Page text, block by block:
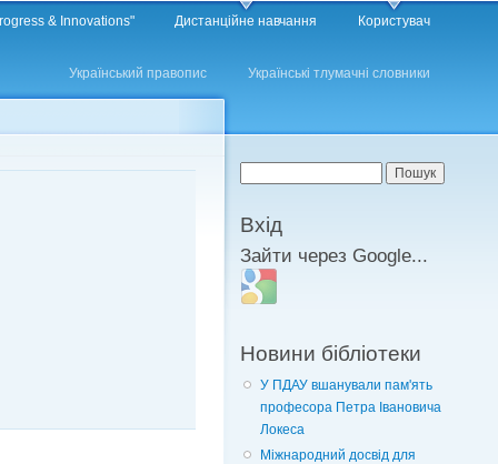
& Innovations" Дистанційне навчання Користувач
Український правопис Українські тлумачні словники
Пошукова форма
Вхід
Зайти через Google...
Login with Google
Новини бібліотеки
У ПДАУ вшанували пам'ять
професора Петра Івановича
Локеса
Міжнародний досвід для